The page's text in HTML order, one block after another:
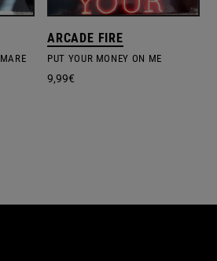
ARCADE FIRE
PUT YOUR MONEY ON ME
9,99€